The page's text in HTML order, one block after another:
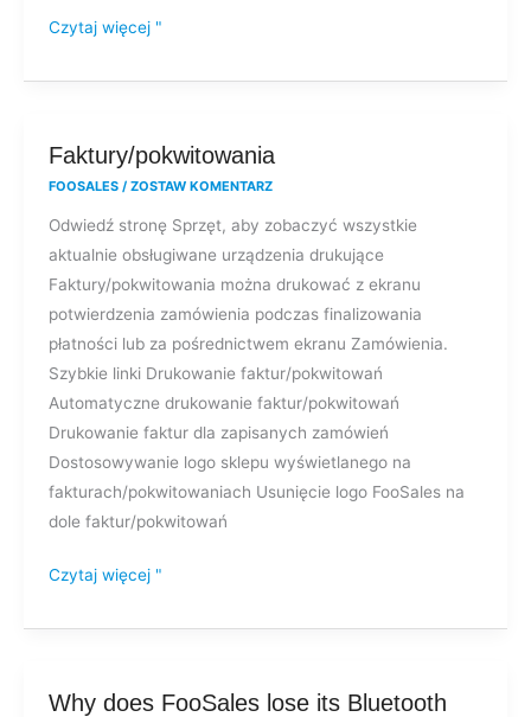
Czytaj więcej "
Faktury/pokwitowania
FOOSALES / ZOSTAW KOMENTARZ
Odwiedź stronę Sprzęt, aby zobaczyć wszystkie
aktualnie obsługiwane urządzenia drukujące
Faktury/pokwitowania można drukować z ekranu
potwierdzenia zamówienia podczas finalizowania
płatności lub za pośrednictwem ekranu Zamówienia.
Szybkie linki Drukowanie faktur/pokwitowań
Automatyczne drukowanie faktur/pokwitowań
Drukowanie faktur dla zapisanych zamówień
Dostosowywanie logo sklepu wyświetlanego na
fakturach/pokwitowaniach Usunięcie logo FooSales na
dole faktur/pokwitowań
Faktury/pokwitowania
Czytaj więcej "
Why does FooSales lose its Bluetooth
Why